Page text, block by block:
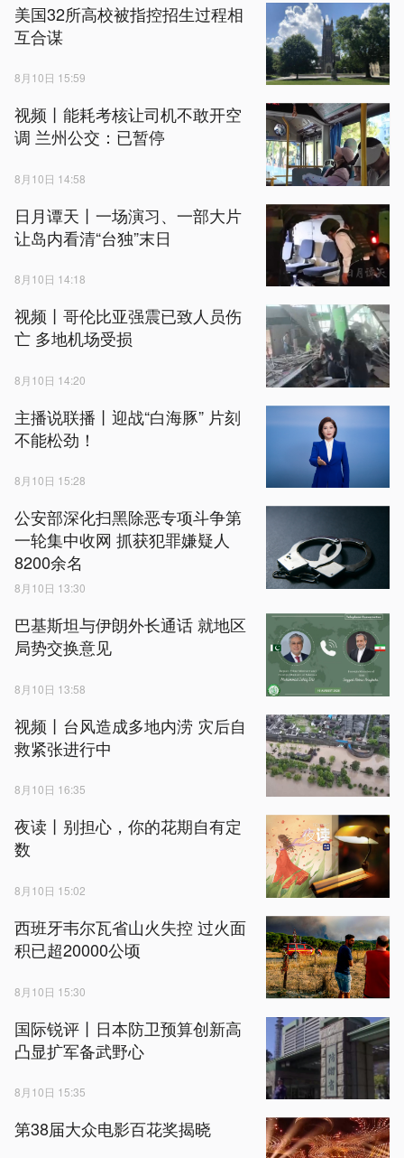
美国32所高校被指控招生过程相
互合谋
8月10日 15:59
视频丨能耗考核让司机不敢开空
调 兰州公交：已暂停
8月10日 14:58
日月谭天丨一场演习、一部大片
让岛内看清“台独”末日
8月10日 14:18
视频丨哥伦比亚强震已致人员伤
亡 多地机场受损
8月10日 14:20
主播说联播丨迎战“白海豚” 片刻
不能松劲！
8月10日 15:28
公安部深化扫黑除恶专项斗争第
一轮集中收网 抓获犯罪嫌疑人
8200余名
8月10日 13:30
巴基斯坦与伊朗外长通话 就地区
局势交换意见
8月10日 13:58
视频丨台风造成多地内涝 灾后自
救紧张进行中
8月10日 16:35
夜读丨别担心，你的花期自有定
数
8月10日 15:02
西班牙韦尔瓦省山火失控 过火面
积已超20000公顷
8月10日 15:30
国际锐评丨日本防卫预算创新高
凸显扩军备武野心
8月10日 15:35
第38届大众电影百花奖揭晓